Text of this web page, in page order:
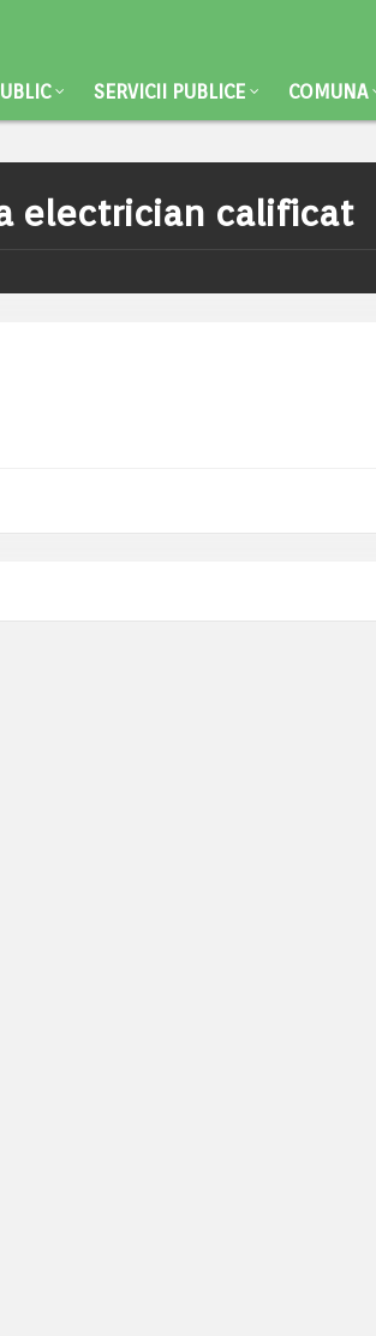
SERVICII PUBLICE COMUNA
electrician calificat